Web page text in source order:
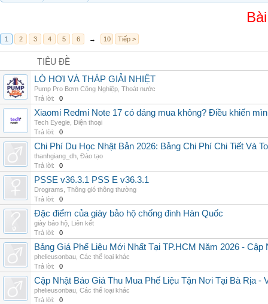
1 2 3 4 5 6 → 10 Tiếp >
TIÊU ĐỀ
LÒ HƠI VÀ THÁP GIẢI NHIỆT
Pump Pro Bơm Công Nghiệp Thoát nước
Trả lời:
0
Xiaomi Redmi Note 17 có đáng mua không? Điều khiến
Tech Eyegle Điện thoại
Trả lời:
0
Chi Phí Du Học Nhật Bản 2026: Bảng Chi Phí Chi Tiết Và
thanhgiang_dh Đào tạo
Trả lời:
0
PSSE v36.3.1 PSS E v36.3.1
Drograms Thông gió thông thường
Trả lời:
0
Đặc điểm của giày bảo hộ chống đinh Hàn Quốc
giày bảo hộ Liên kết
Trả lời:
0
Bảng Giá Phế Liệu Mới Nhất Tại TP.HCM Năm 2026 - Cập
phelieusonbau Các thể loại khác
Trả lời:
0
Cập Nhật Báo Giá Thu Mua Phế Liệu Tận Nơi Tại Bà Rịa -
phelieusonbau Các thể loại khác
Trả lời:
0